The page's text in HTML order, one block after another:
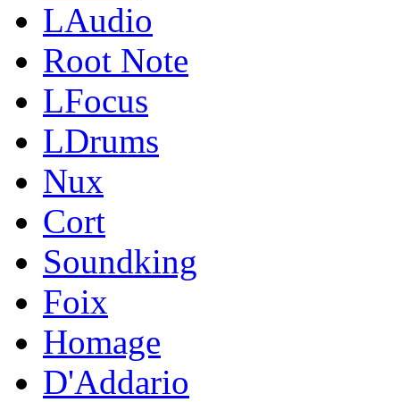
LAudio
Root Note
LFocus
LDrums
Nux
Cort
Soundking
Foix
Homage
D'Addario